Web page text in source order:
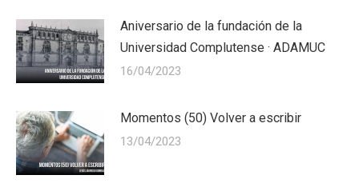
Aniversario de la fundación de la
Universidad Complutense · ADAMUC
16/04/2023
Momentos (50) Volver a escribir
13/04/2023